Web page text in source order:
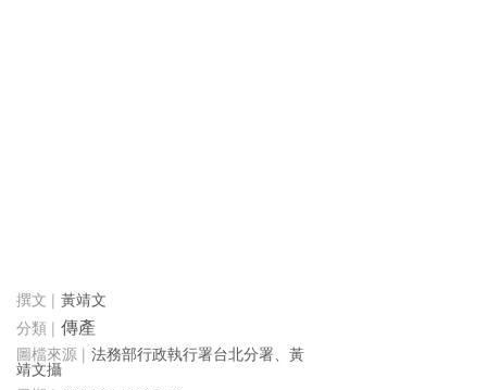
黃靖文
傳產
法務部行政執行署台北分署、黃
靖文攝